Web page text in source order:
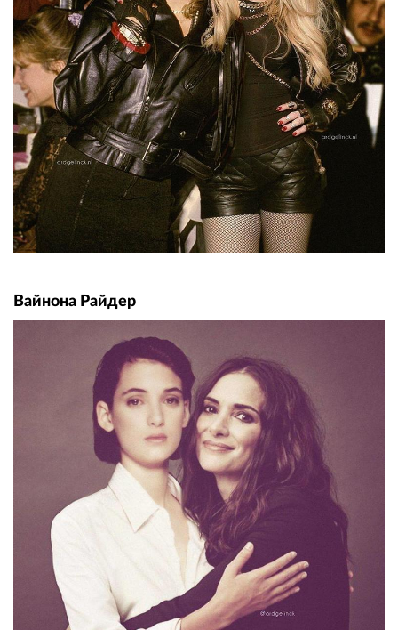
Вайнона Райдер